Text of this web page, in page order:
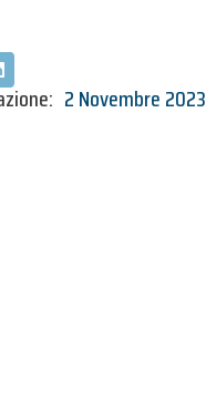
2 Novembre 2023